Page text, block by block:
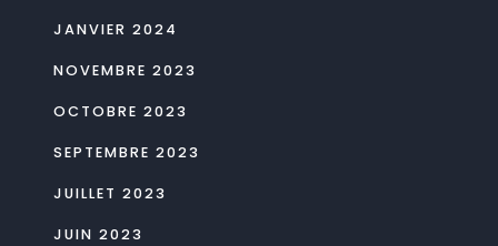
JANVIER 2024
NOVEMBRE 2023
OCTOBRE 2023
SEPTEMBRE 2023
JUILLET 2023
JUIN 2023